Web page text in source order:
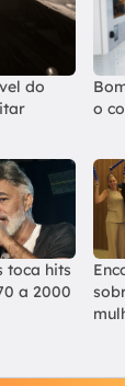
do
o
toca hits
a 2000